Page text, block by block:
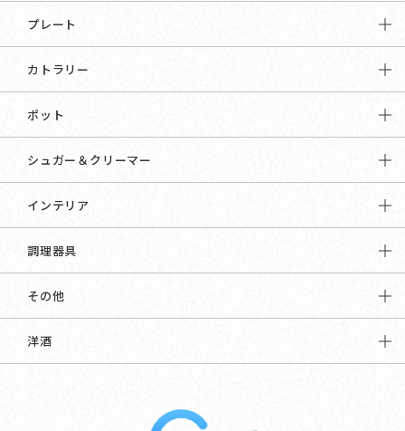
プレート
カトラリー
ポット
シュガー＆クリーマー
インテリア
調理器具
その他
洋酒